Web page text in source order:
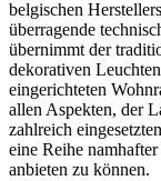
belgischen
überragende
übernimmt der
dekorativen
eingerichteten
allen Aspekten, der
zahlreich
eine Reihe
anbieten zu können.